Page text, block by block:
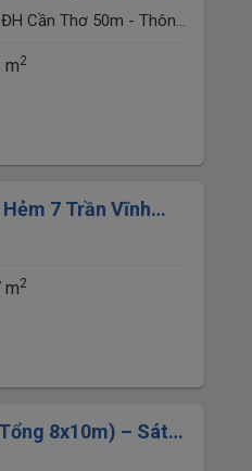
Cần Thơ 50m - Thông
m2
7 Trần Vĩnh
m2
8x10m) – Sát